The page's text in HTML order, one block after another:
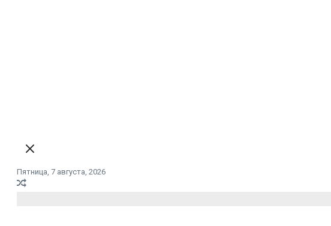
Пятница, 7 августа, 2026